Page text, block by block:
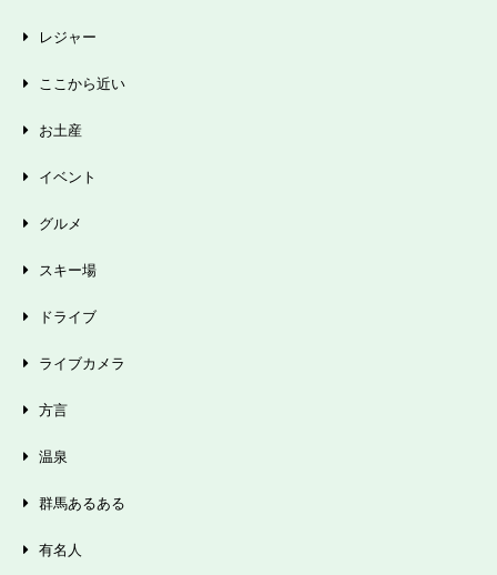
レジャー
ここから近い
お土産
イベント
グルメ
スキー場
ドライブ
ライブカメラ
方言
温泉
群馬あるある
有名人